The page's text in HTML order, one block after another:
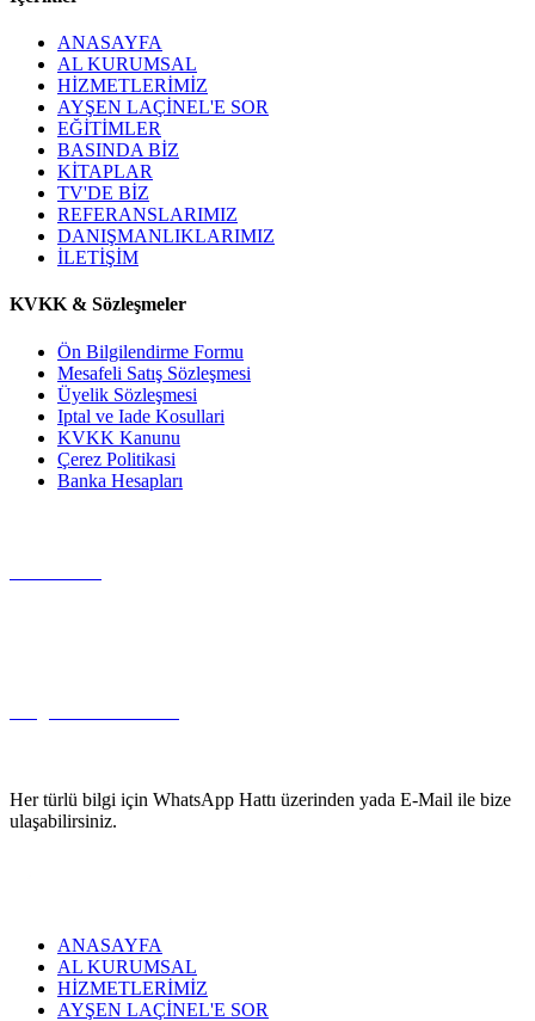
ANASAYFA
AL KURUMSAL
HİZMETLERİMİZ
AYŞEN LAÇİNEL'E SOR
EĞİTİMLER
BASINDA BİZ
KİTAPLAR
TV'DE BİZ
REFERANSLARIMIZ
DANIŞMANLIKLARIMIZ
İLETİŞİM
KVKK & Sözleşmeler
Ön Bilgilendirme Formu
Mesafeli Satış Sözleşmesi
Üyelik Sözleşmesi
Iptal ve Iade Kosullari
KVKK Kanunu
Çerez Politikasi
Banka Hesapları
Her türlü bilgi için WhatsApp Hattı üzerinden yada E-Mail ile bize
ulaşabilirsiniz.
ANASAYFA
AL KURUMSAL
HİZMETLERİMİZ
AYŞEN LAÇİNEL'E SOR